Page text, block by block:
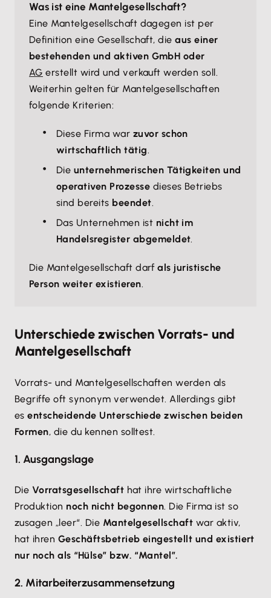
Was ist eine Mantelgesellschaft?
Eine Mantelgesellschaft dagegen ist per
Definition eine Gesellschaft, die aus einer
bestehenden und aktiven GmbH oder
AG erstellt wird und verkauft werden soll.
Weiterhin gelten für Mantelgesellschaften
folgende Kriterien:
Diese Firma war zuvor schon
wirtschaftlich tätig.
Die unternehmerischen Tätigkeiten und
operativen Prozesse dieses Betriebs
sind bereits beendet.
Das Unternehmen ist nicht im
Handelsregister abgemeldet.
Die Mantelgesellschaft darfals juristische
Person weiter existieren.
Unterschiede zwischen Vorrats- und
Mantelgesellschaft
Vorrats- und Mantelgesellschaften werden als
Begriffe oft synonym verwendet. Allerdings gibt
esentscheidende Unterschiede zwischen beiden
Formen, die du kennen solltest.
1. Ausgangslage
Die Vorratsgesellschaft hat ihre wirtschaftliche
Produktion noch nicht begonnen. Die Firma ist so
zusagen „leer“. Die Mantelgesellschaft war aktiv,
hat ihren Geschäftsbetrieb eingestellt und existiert
nur noch als “Hülse” bzw. “Mantel”.
2. Mitarbeiterzusammensetzung